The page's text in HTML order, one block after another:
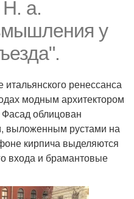
Н. а.
у
ренессанса
модным архитектором
облицован
выложенным рустами на
кирпича выделяются
входа и брамантовые